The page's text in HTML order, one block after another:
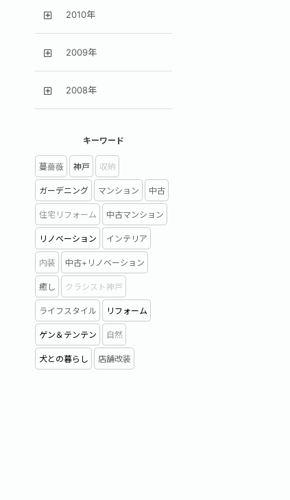
2010年
2009年
2008年
キーワード
蔓薔薇 神戸 収納
ガーデニング マンション 中古
住宅リフォーム 中古マンション
リノベーション インテリア
内装 中古+リノベーション
癒し クラシスト神戸
ライフスタイル リフォーム
ゲン＆テンテン 自然
犬との暮らし 店舗改装